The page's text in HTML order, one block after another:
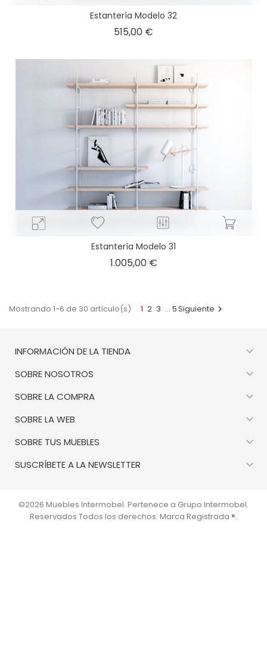
Estantería Modelo 32
515,00 €
Estantería Modelo 31
1.005,00 €Precio
Mostrando 1-6 de 30 artículo(s) 1 2 3 … 5Siguiente 
INFORMACIÓN DE LA TIENDA 
SOBRE NOSOTROS 
SOBRE LA COMPRA 
SOBRE LA WEB 
SOBRE TUS MUEBLES 
SUSCRÍBETE A LA NEWSLETTER 
©2026 Muebles Intermobel. Pertenece a Grupo Intermobel.
Reservados Todos los derechos. Marca Registrada ®.